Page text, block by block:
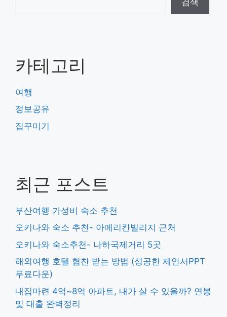
카테고리
여행
정보공유
집꾸미기
최근 포스트
부산여행 가성비 숙소 추천
오키나와 숙소 추천- 아메리칸빌리지 근처
오키나와 숙소추천- 나하국제거리 5곳
해외여행 호텔 협찬 받는 방법 (성공한 제안서PPT
무료다운)
내집마련 4억~8억 아파트, 내가 살 수 있을까? 연봉
및 대출 완벽정리